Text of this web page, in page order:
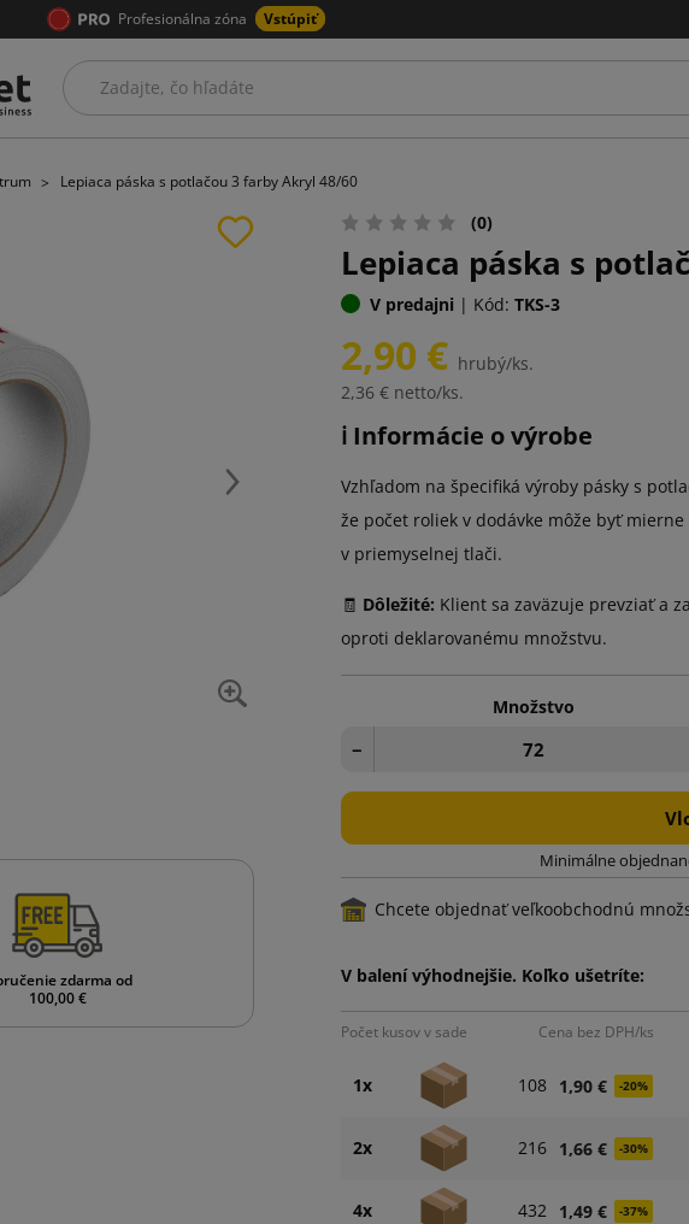
Profesionálna zóna Vstúpiť
Lepiaca páska s potlačou 3 farby Akryl 48/60
Ďalej
zdarma od
100,00 €
(0)
Lepiaca páska s
V predajni | Kód: TKS-3
2,90 € hrubý/ks.
2,36 € netto/ks.
ℹ️ Informácie o výrobe
Vzhľadom na špecifiká výroby pásky s
že počet roliek v dodávke môže byť
v priemyselnej tlači.
🧾 Dôležité: Klient sa zaväzuje prevziať a
oproti deklarovanému množstvu.
Množstvo
−
Minimálne
Chcete objednať veľkoobchodnú
V balení výhodnejšie. Koľko ušetríte:
Počet kusov v sade Cena bez DPH/ks
1x 108 1,90 € -20%
2x 216 1,66 € -30%
4x 432 1,49 € -37%